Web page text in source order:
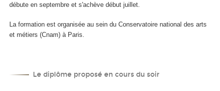
débute en septembre et s'achève début juillet.
La formation est organisée au sein du Conservatoire national des arts
et métiers (Cnam) à Paris.
Le diplôme proposé en cours du soir